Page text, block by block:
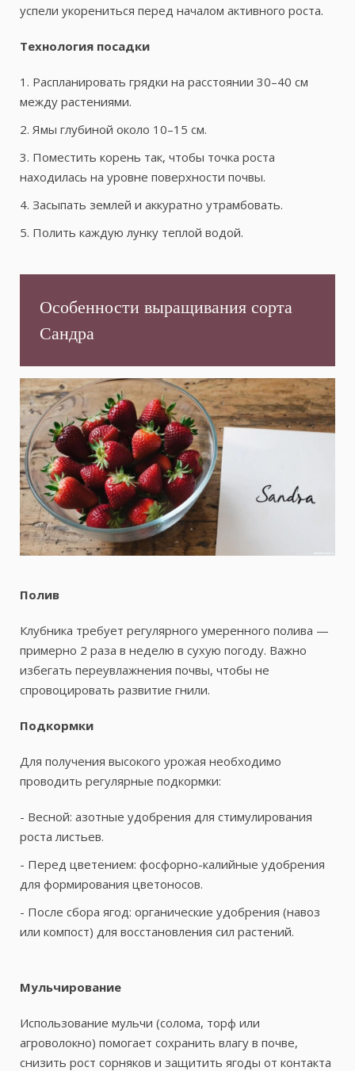
успели укорениться перед началом активного роста.
Технология посадки
1. Распланировать грядки на расстоянии 30–40 см
между растениями.
2. Ямы глубиной около 10–15 см.
3. Поместить корень так, чтобы точка роста
находилась на уровне поверхности почвы.
4. Засыпать землей и аккуратно утрамбовать.
5. Полить каждую лунку теплой водой.
Особенности выращивания сорта
Сандра
Полив
Клубника требует регулярного умеренного полива —
примерно 2 раза в неделю в сухую погоду. Важно
избегать переувлажнения почвы, чтобы не
спровоцировать развитие гнили.
Подкормки
Для получения высокого урожая необходимо
проводить регулярные подкормки:
- Весной: азотные удобрения для стимулирования
роста листьев.
- Перед цветением: фосфорно-калийные удобрения
для формирования цветоносов.
- После сбора ягод: органические удобрения (навоз
или компост) для восстановления сил растений.
Мульчирование
Использование мульчи (солома, торф или
агроволокно) помогает сохранить влагу в почве,
снизить рост сорняков и защитить ягоды от контакта